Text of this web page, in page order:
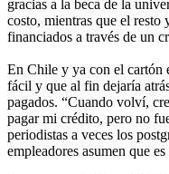
gracias a la beca de la
costo, mientras que el resto
financiados a través de un
En Chile y ya con el cartón
fácil y que al fin dejaría
pagados. “Cuando volví,
pagar mi crédito, pero no
periodistas a veces los
empleadores asumen que